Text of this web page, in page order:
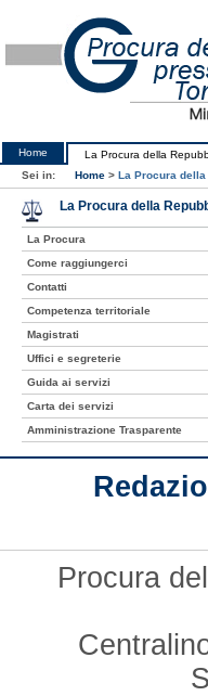
Home La Procura della
Sei in:
Home > La Procura della
La Procura della
La Procura
Come raggiungerci
Contatti
Competenza territoriale
Magistrati
Uffici e segreterie
Guida ai servizi
Carta dei servizi
Amministrazione Trasparente
Procura